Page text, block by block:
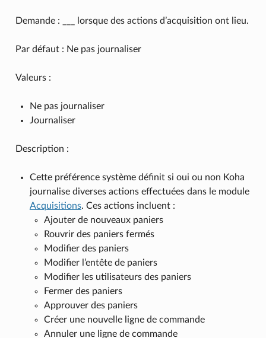
Demande : ___ lorsque des actions d’acquisition ont lieu.
Par défaut : Ne pas journaliser
Valeurs :
Ne pas journaliser
Journaliser
Description :
Cette préférence système définit si oui ou non Koha
journalise diverses actions effectuées dans le module
Acquisitions. Ces actions incluent :
Ajouter de nouveaux paniers
Rouvrir des paniers fermés
Modifier des paniers
Modifier l’entête de paniers
Modifier les utilisateurs des paniers
Fermer des paniers
Approuver des paniers
Créer une nouvelle ligne de commande
Annuler une ligne de commande